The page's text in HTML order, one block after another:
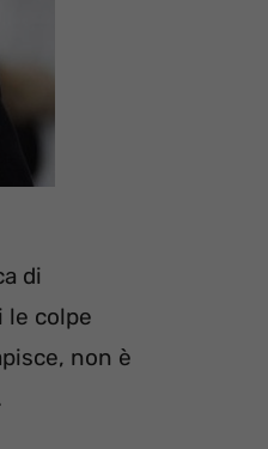
di
le colpe
non è